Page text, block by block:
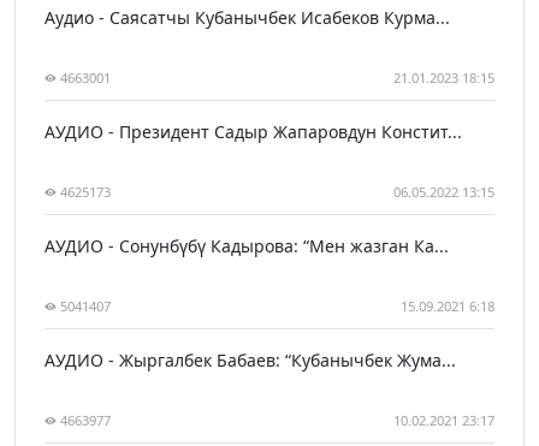
Аудио - Саясатчы Кубанычбек Исабеков Курма...
4663001 21.01.2023 18:15
АУДИО - Президент Садыр Жапаровдун Констит...
4625173 06.05.2022 13:15
АУДИО - Сонунбүбү Кадырова: “Мен жазган Ка...
5041407 15.09.2021 6:18
АУДИО - Жыргалбек Бабаев: “Кубанычбек Жума...
4663977 10.02.2021 23:17